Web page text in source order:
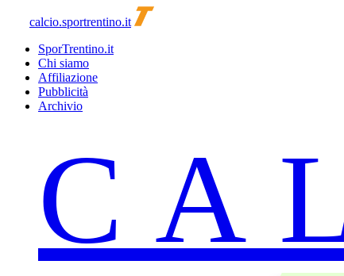
calcio.sportrentino.it
SporTrentino.it
Chi siamo
Affiliazione
Pubblicità
Archivio